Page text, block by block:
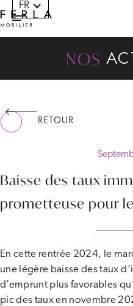
FR
NOS
RETOUR
Baisse des taux
prometteuse pour
En cette rentrée 2024, le
une légère baisse des taux
d’emprunt plus favorables
pic des taux en novembre
Panneau de gestion des